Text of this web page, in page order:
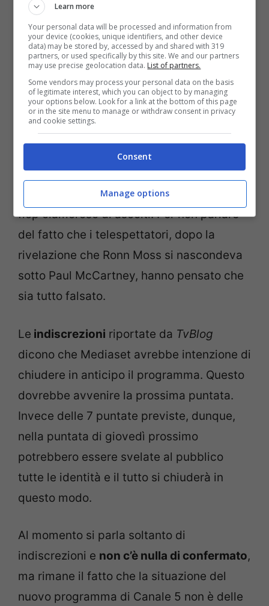
Insomma, è evidente che questo
programma non ha pace. Polemiche prima
di iniziare, i dubbi dello stessoPiersilvio
che ha minacciato querele, il
flop clamoroso di ascolti. Per non parlare
del fatto che i telespettatori, dopo la
rivelazione che Ronn Moss si nascondeva
sotto Paul McCartney, hanno pensato che
sia tutto falsato.
Le indiscrezioni riportate da TvBlog
dicono che Mediaset avrebbe intenzione di
chiudere in anticipo il programma. Questo
dovrebbe avvenire la prossima puntata.
Invece delle 7 puntate previste, dunque,
nella puntata di giovedì prossimo
potrebbero essere svelate al pubblico
tutte le identità e il tutto si chiuderà in
questo modo.
Al momento si parla soltanto di
indiscrezioni e non c’è nulla di confermato,
ma rimane il fatto che la situazione del
nuovo programma di Canale 5 non è delle
Learn more
Your personal data will be processed and information from
your device (cookies, unique identifiers, and other device
data) may be stored by, accessed by and shared with 319
partners, or used specifically by this site. We and our partners
may use precise geolocation data. List of partners.
Some vendors may process your personal data on the basis
of legitimate interest, which you can object to by managing
your options below. Look for a link at the bottom of this page
or in the site menu to manage or withdraw consent in privacy
and cookie settings.
Consent
Manage options